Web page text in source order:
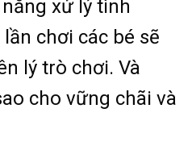
xử lý tình
chơi các bé sẽ
lý trò chơi. Và
cho vững chãi và